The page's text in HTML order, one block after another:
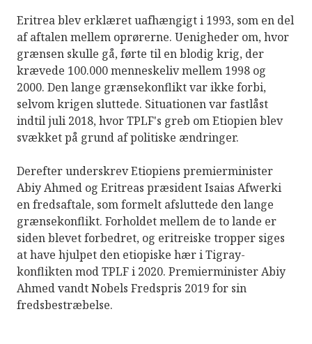
Eritrea blev erklæret uafhængigt i 1993, som en del
af aftalen mellem oprørerne. Uenigheder om, hvor
grænsen skulle gå, førte til en blodig krig, der
krævede 100.000 menneskeliv mellem 1998 og
2000. Den lange grænsekonflikt var ikke forbi,
selvom krigen sluttede. Situationen var fastlåst
indtil juli 2018, hvor TPLF's greb om Etiopien blev
svækket på grund af politiske ændringer.
Derefter underskrev Etiopiens premierminister
Abiy Ahmed og Eritreas præsident Isaias Afwerki
en fredsaftale, som formelt afsluttede den lange
grænsekonflikt. Forholdet mellem de to lande er
siden blevet forbedret, og eritreiske tropper siges
at have hjulpet den etiopiske hær i Tigray-
konflikten mod TPLF i 2020. Premierminister Abiy
Ahmed vandt Nobels Fredspris 2019 for sin
fredsbestræbelse.